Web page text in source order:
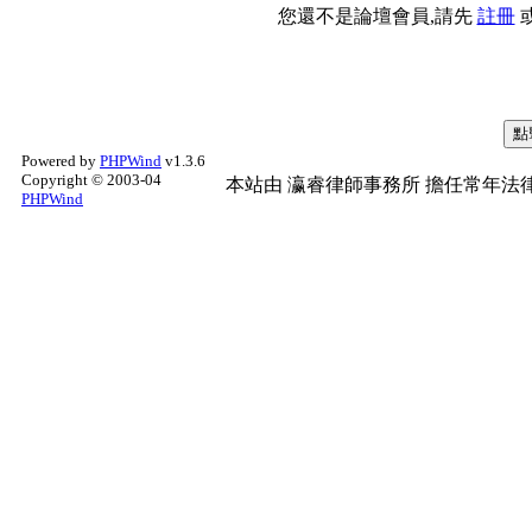
您還不是論壇會員,請先 註冊
Powered by PHPWind v1.3.6
Copyright © 2003-04
PHPWind
本站由 瀛睿律師事務所 擔任常年法